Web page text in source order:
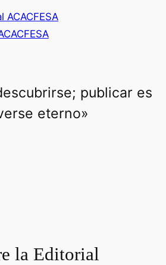
publicar es
eterno»
la Editorial